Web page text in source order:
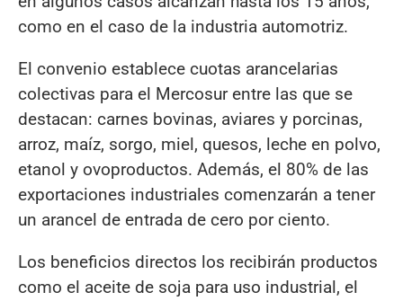
como en el caso de la industria automotriz.
El convenio establece cuotas arancelarias
colectivas para el Mercosur entre las que se
destacan: carnes bovinas, aviares y porcinas,
arroz, maíz, sorgo, miel, quesos, leche en polvo,
etanol y ovoproductos. Además, el 80% de las
exportaciones industriales comenzarán a tener
un arancel de entrada de cero por ciento.
Los beneficios directos los recibirán productos
como el aceite de soja para uso industrial, el